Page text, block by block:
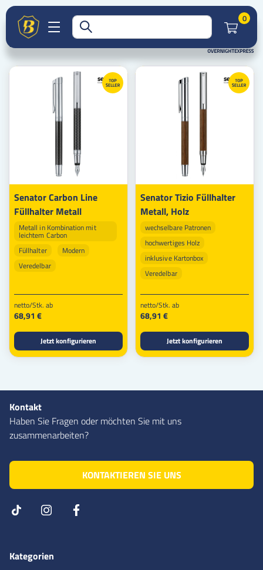
0
Startseite Füllhalter
Füllhalter
Senator Carbon Line
Füllhalter Metall
Metall in Kombination mit
leichtem Carbon
Füllhalter
Modern
Veredelbar
netto/Stk. ab
68,91 €
Jetzt konfigurieren
Senator Tizio Füllhalter
Metall, Holz
wechselbare Patronen
hochwertiges Holz
inklusive Kartonbox
Veredelbar
netto/Stk. ab
68,91 €
Jetzt konfigurieren
Kontakt
Haben Sie Fragen oder möchten Sie mit uns
zusammenarbeiten?
KONTAKTIEREN SIE UNS
Kategorien